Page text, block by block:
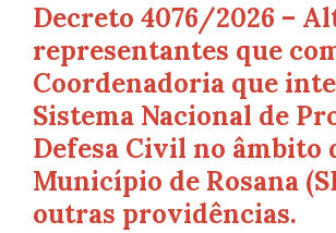
Decreto 4076/2026 –
representantes que
Coordenadoria que
Sistema Nacional de
Defesa Civil no âmbito
Município de Rosana
outras providências.